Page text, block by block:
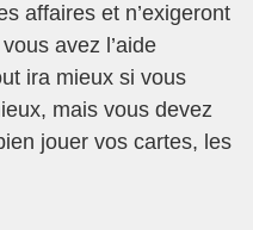
affaires et n’exigeront
avez l’aide
ira mieux si vous
mais vous devez
jouer vos cartes, les